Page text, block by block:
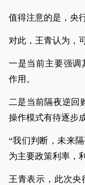
值得注意的是，央
对此，王青认为，
一是当前主要强调
作用。
二是当前隔夜逆回
操作模式有待逐步
“我们判断，未来
为主要政策利率，
王青表示，此次央